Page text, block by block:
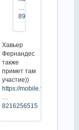
8929843203
Хавьер
Фернандес
также
примет там
участие))
https://mobile.twitter.com/
8216256515